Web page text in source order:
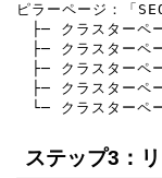
ピラーページ：「
├─ クラスターペー
├─ クラスターペー
├─ クラスターペー
├─ クラスターペー
└─ クラスターペー
ステップ3：